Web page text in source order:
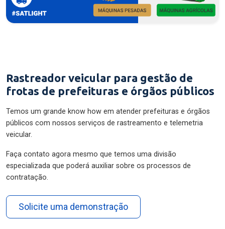
Rastreador veicular para gestão de
frotas de prefeituras e órgãos públicos
Temos um grande know how em atender prefeituras e órgãos
públicos com nossos serviços de rastreamento e telemetria
veicular.
Faça contato agora mesmo que temos uma divisão
especializada que poderá auxiliar sobre os processos de
contratação.
Solicite uma demonstração